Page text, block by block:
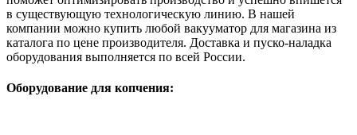
в существующую технологическую линию. В нашей
компании можно купить любой вакууматор для магазина из
каталога по цене производителя. Доставка и пуско-наладка
оборудования выполняется по всей России.
Оборудование для копчения: